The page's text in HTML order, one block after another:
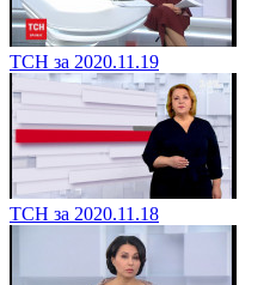
ТСН за 2020.11.19
ТСН за 2020.11.18